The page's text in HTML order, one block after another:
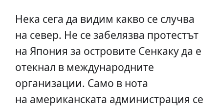
Нека сега да видим какво се случва
на север. Не се забелязва протестът
на Япония за островите Сенкаку да е
отекнал в международните
организации. Само в нота
на американската администрация се